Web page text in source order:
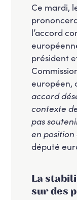
Ce mardi,
l’accord
président
européen,
accord
contexte
pas
en position
député
La
sur des